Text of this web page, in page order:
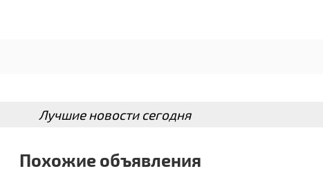
Лучшие новости сегодня
Похожие объявления